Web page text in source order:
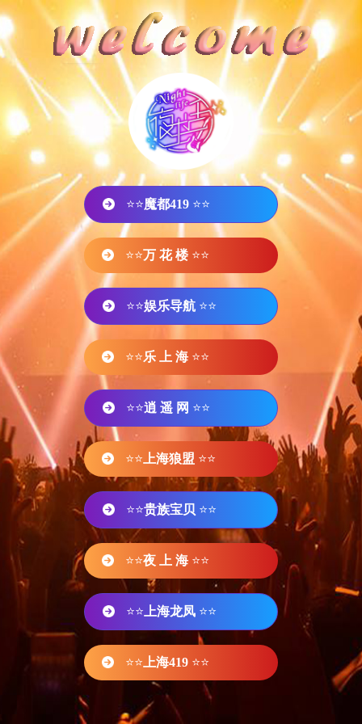
⭐⭐魔都419 ⭐⭐
⭐⭐万 花 楼 ⭐⭐
⭐⭐娱乐导航 ⭐⭐
⭐⭐乐 上 海 ⭐⭐
⭐⭐逍 遥 网 ⭐⭐
⭐⭐ 上海狼盟 ⭐⭐
⭐⭐贵族宝贝 ⭐⭐
⭐⭐夜 上 海 ⭐⭐
⭐⭐ 上海龙凤 ⭐⭐
⭐⭐ 上海419 ⭐⭐